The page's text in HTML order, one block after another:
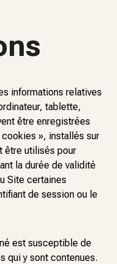
informations relatives
tablette,
être enregistrées
», installés sur
être utilisés pour
la durée de validité
Site certaines
de session ou le
est susceptible de
qui y sont contenues.